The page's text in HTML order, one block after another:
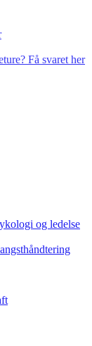
Få svaret her
og ledelse